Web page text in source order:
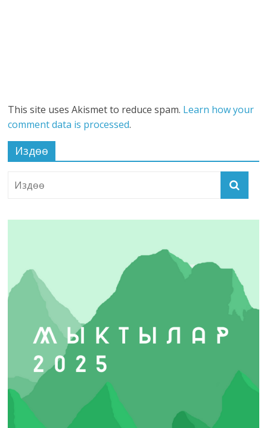
This site uses Akismet to reduce spam. Learn how your
comment data is processed.
Издөө